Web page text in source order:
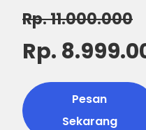
Rp. 11.000.000
Rp.
Pesan
Sekarang